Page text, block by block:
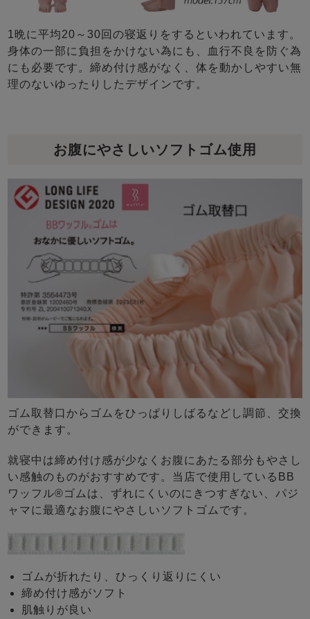
1晩に平均20～30回の寝返りをするといわれています。
身体の一部に負担をかけない為にも、血行不良を防ぐ為
にも必要です。締め付け感がなく、体を動かしやすい無
理のないゆったりしたデザインです。
お腹にやさしいソフトゴム使用
ゴム取替口からゴムをひっぱりしばるなどし調節、交換
ができます。
就寝中は締め付け感が少なくお腹にあたる部分もやさし
い感触のものがおすすめです。当店で使用しているBB
ワッフル®ゴムは、ずれにくいのにきつすぎない、パジ
ャマに最適なお腹にやさしいソフトゴムです。
ゴムが折れたり、ひっくり返りにくい
締め付け感がソフト
肌触りが良い